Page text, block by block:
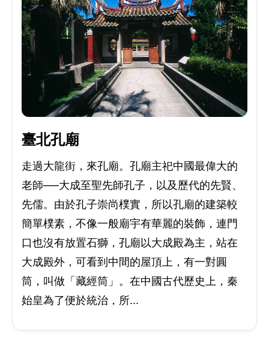
臺北孔廟
走過大龍街，來孔廟。孔廟主祀中國最偉大的
老師──大成至聖先師孔子，以及歷代的先賢、
先儒。由於孔子崇尚樸實，所以孔廟的建築較
簡單樸素，不像一般廟宇有華麗的裝飾，連門
口也沒有放置石獅，孔廟以大成殿為主，站在
大成殿外，可看到中間的屋頂上，有一對圓
筒，叫做「藏經筒」。在中國古代歷史上，秦
始皇為了便於統治，所...